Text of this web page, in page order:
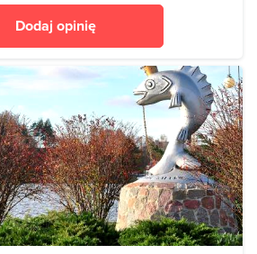
Dodaj opinię